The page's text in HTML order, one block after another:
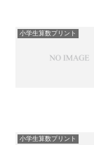
小学生算数プリント
小学生算数プリント